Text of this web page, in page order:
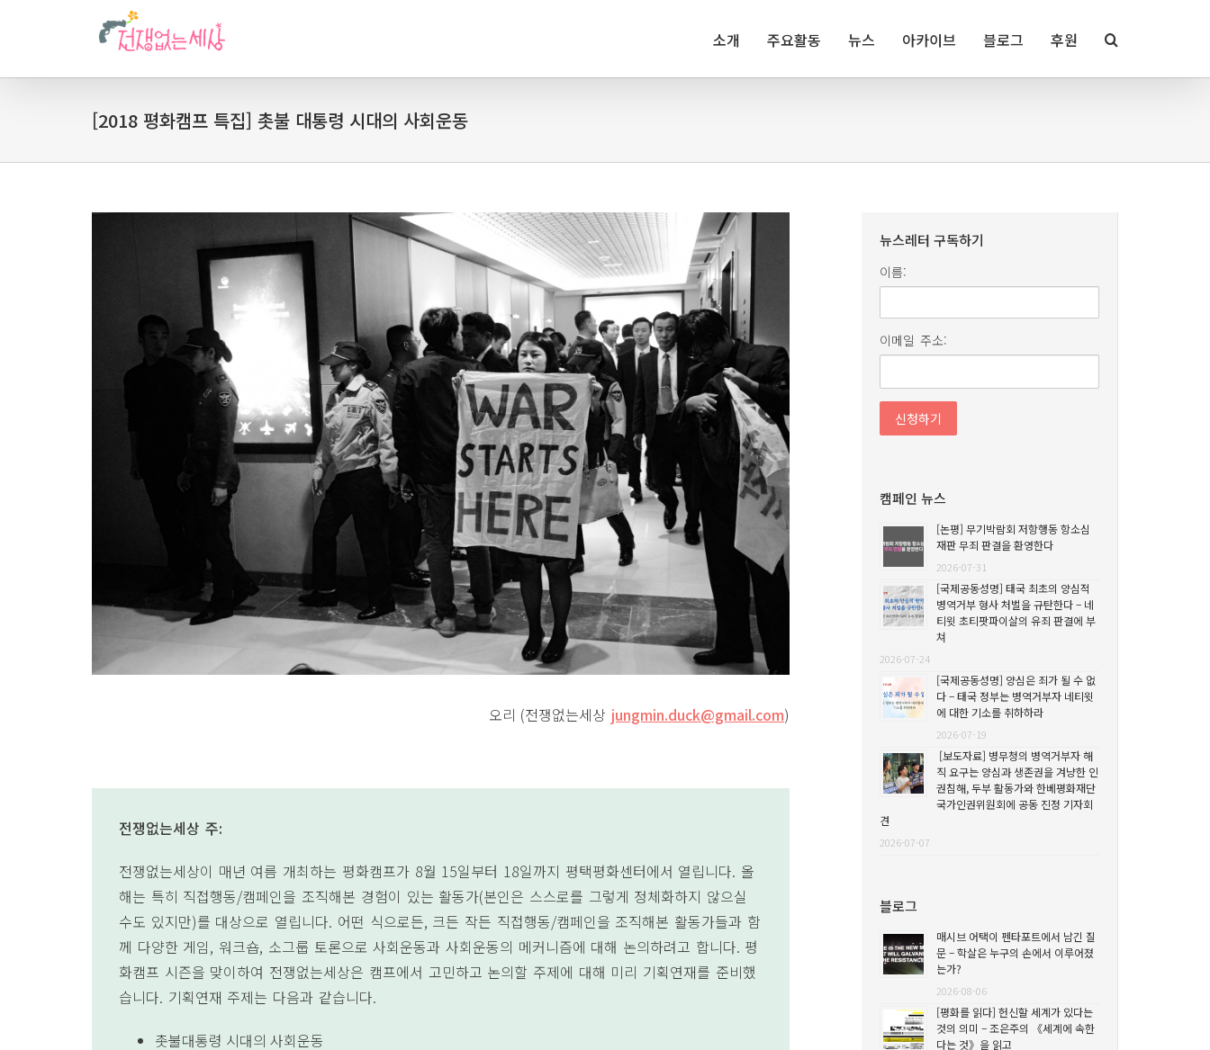
소개 주요활동 뉴스 아카이브 블로그 후원
[2018 평화캠프 특집] 촛불 대통령 시대의 사회운동
오리 (전쟁없는세상 jungmin.duck@gmail.com)
전쟁없는세상 주:
전쟁없는세상이 매년 여름 개최하는 평화캠프가 8월 15일부터 18일까지 평택평화센터에서 열립니다. 올
해는 특히 직접행동/캠페인을 조직해본 경험이 있는 활동가(본인은 스스로를 그렇게 정체화하지 않으실
수도 있지만)를 대상으로 열립니다. 어떤 식으로든, 크든 작든 직접행동/캠페인을 조직해본 활동가들과 함
께 다양한 게임, 워크숍, 소그룹 토론으로 사회운동과 사회운동의 메커니즘에 대해 논의하려고 합니다. 평
화캠프 시즌을 맞이하여 전쟁없는세상은 캠프에서 고민하고 논의할 주제에 대해 미리 기획연재를 준비했
습니다. 기획연재 주제는 다음과 같습니다.
촛불대통령 시대의 사회운동
뉴스레터 구독하기
이름:
이메일 주소:
캠페인 뉴스
[논평] 무기박람회 저항행동 항소심
재판 무죄 판결을 환영한다
2026-07-31
[국제공동성명] 태국 최초의 양심적
병역거부 형사 처벌을 규탄한다 – 네
티윗 초티팟파이살의 유죄 판결에 부
쳐
2026-07-24
[국제공동성명] 양심은 죄가 될 수 없
다 – 태국 정부는 병역거부자 네티윗
에 대한 기소를 취하하라
2026-07-19
[보도자료] 병무청의 병역거부자 해
직 요구는 양심과 생존권을 겨냥한 인
권침해, 두부 활동가와 한베평화재단
국가인권위원회에 공동 진정 기자회
견
2026-07-07
블로그
매시브 어택이 펜타포트에서 남긴 질
문 – 학살은 누구의 손에서 이루어졌
는가?
2026-08-06
[평화를 읽다] 헌신할 세계가 있다는
것의 의미 – 조은주의 《세계에 속한
다는 것》을 읽고